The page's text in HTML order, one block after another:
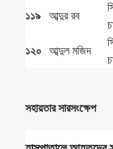
১১৯ আব্দুর রব
১২০ আব্দুল মজিদ
সহায়তার সারসংক্ষেপ